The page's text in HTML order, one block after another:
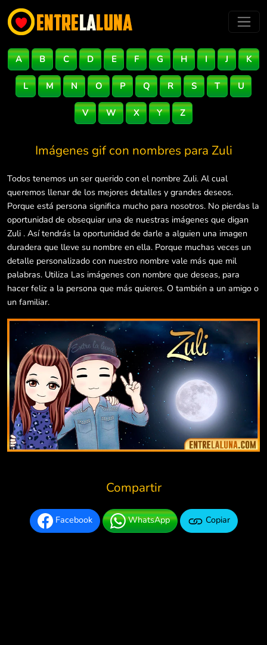
A B C D E F G H I J K
L M N O P Q R S T U
V W X Y Z
Imágenes gif con nombres para Zuli
Todos tenemos un ser querido con el nombre Zuli. Al cual
queremos llenar de los mejores detalles y grandes deseos.
Porque está persona significa mucho para nosotros. No pierdas la
oportunidad de obsequiar una de nuestras imágenes que digan
Zuli . Así tendrás la oportunidad de darle a alguien una imagen
duradera que lleve su nombre en ella. Porque muchas veces un
detalle personalizado con nuestro nombre vale más que mil
palabras. Utiliza Las imágenes con nombre que deseas, para
hacer feliz a la persona que más quieres. O también a un amigo o
un familiar.
Compartir
Facebook WhatsApp Copiar